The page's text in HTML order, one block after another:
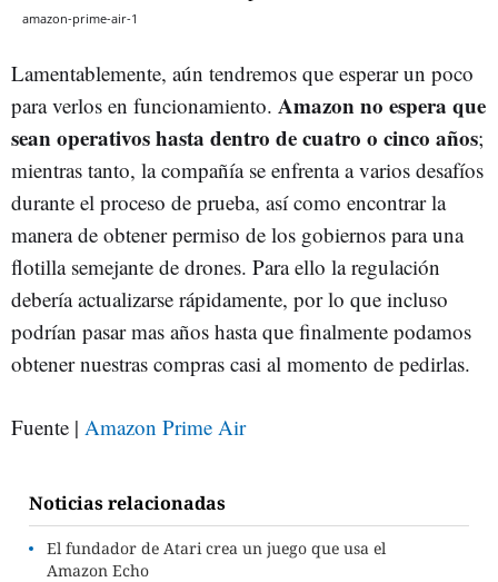
amazon-prime-air-1
Lamentablemente, aún tendremos que esperar un poco
para verlos en funcionamiento. Amazon no espera que
sean operativos hasta dentro de cuatro o cinco años;
mientras tanto, la compañía se enfrenta a varios desafíos
durante el proceso de prueba, así como encontrar la
manera de obtener permiso de los gobiernos para una
flotilla semejante de drones. Para ello la regulación
debería actualizarse rápidamente, por lo que incluso
podrían pasar mas años hasta que finalmente podamos
obtener nuestras compras casi al momento de pedirlas.
Fuente | Amazon Prime Air
Noticias relacionadas
El fundador de Atari crea un juego que usa el
Amazon Echo